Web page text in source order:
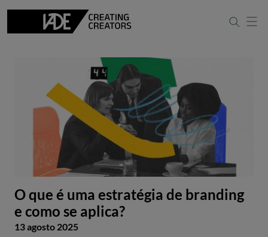
O que é uma estratégia de branding
e como se aplica?
13 agosto 2025